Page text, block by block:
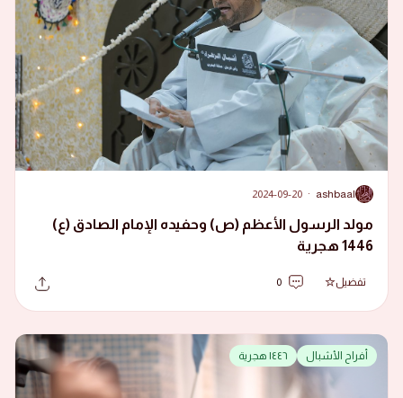
A
ashbaal
·
2024-09-20
مولد الرسول الأعظم (ص) وحفيده الإمام الصادق (ع)
1446 هجرية
تفضيل 0
أفراح الأشبال ١٤٤٦ هجرية